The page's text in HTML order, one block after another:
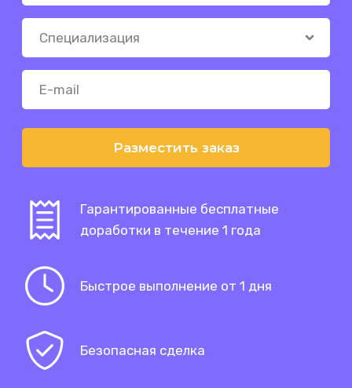
Разместить заказ
Гарантированные бесплатные
доработки в течение 1 года
Быстрое выполнение от 1 дня
Безопасная сделка